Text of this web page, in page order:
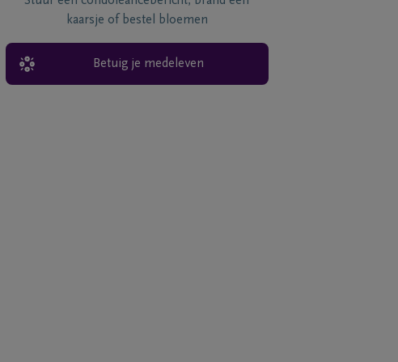
kaarsje of bestel bloemen
Betuig je medeleven